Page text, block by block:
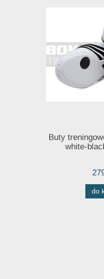
Buty
white-
do